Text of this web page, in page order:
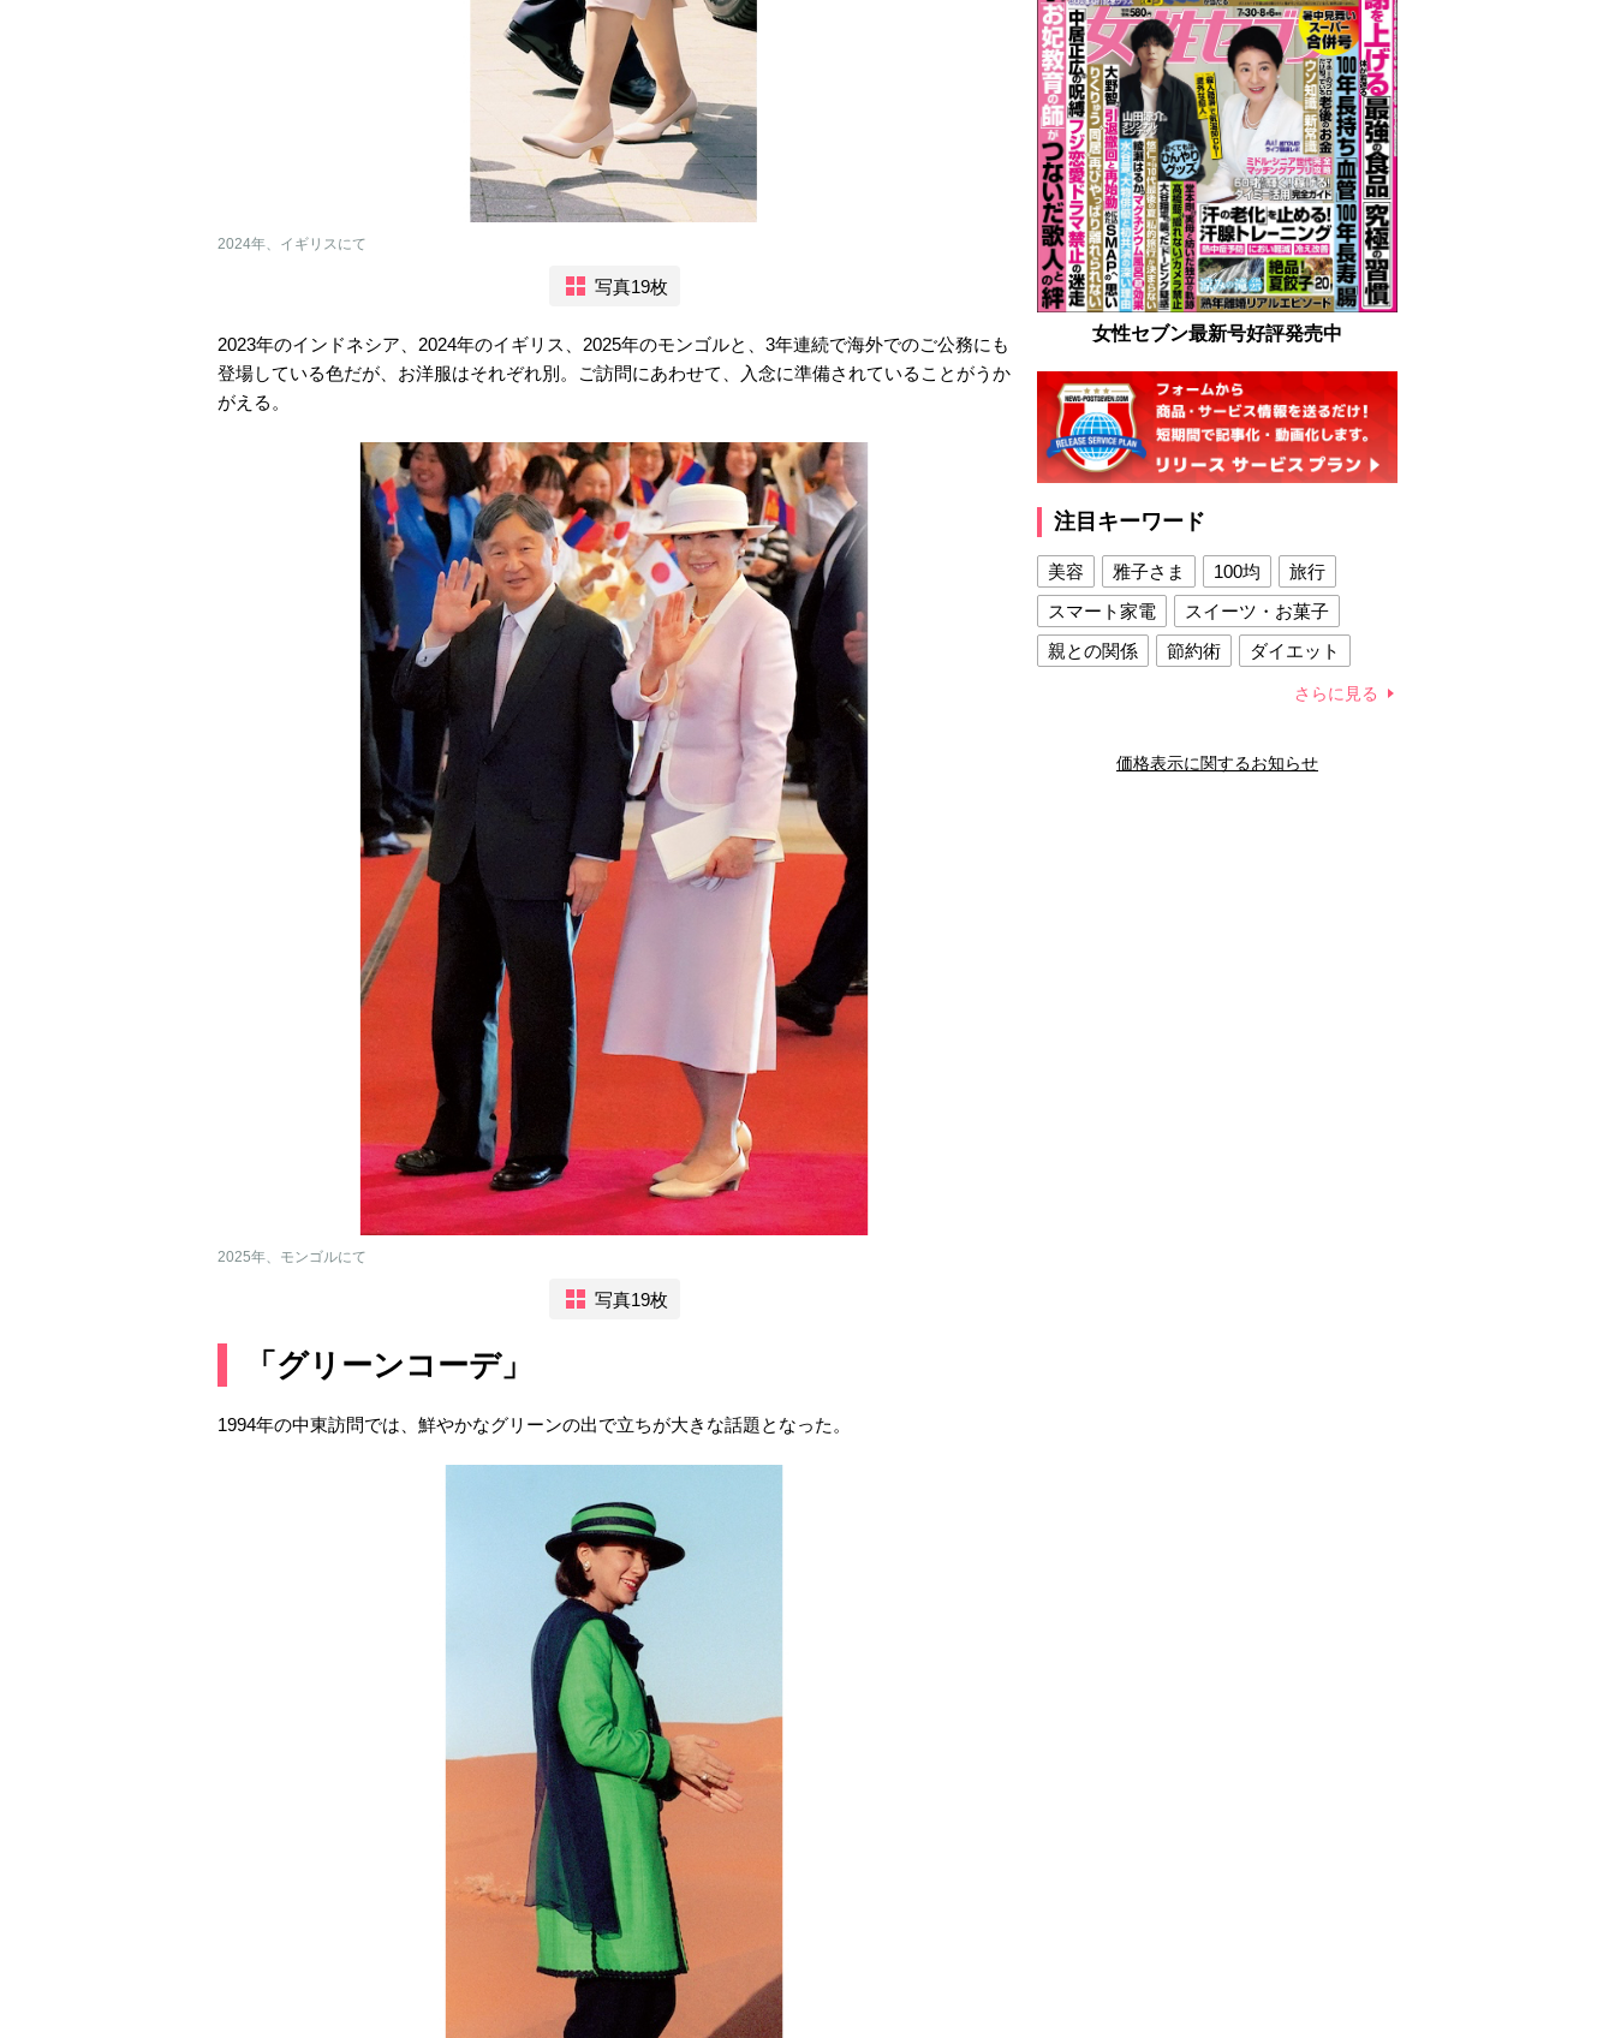
2024年、イギリスにて
写真19枚
2023年のインドネシア、2024年のイギリス、2025年のモンゴルと、3年連続で海外でのご公務にも
登場している色だが、お洋服はそれぞれ別。ご訪問にあわせて、入念に準備されていることがうか
がえる。
2025年、モンゴルにて
写真19枚
「グリーンコーデ」
1994年の中東訪問では、鮮やかなグリーンの出で立ちが大きな話題となった。
女性セブン最新号好評発売中
注目キーワード
美容 雅子さま 100均
旅行
スマート家電
スイーツ・お菓子
親との関係
節約術
ダイエット
夫との関係
新津春子 どか食い
さらに見る
価格表示に関するお知らせ